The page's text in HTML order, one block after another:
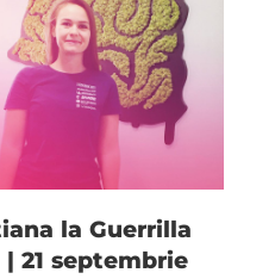
la Guerrilla
| 21 septembrie